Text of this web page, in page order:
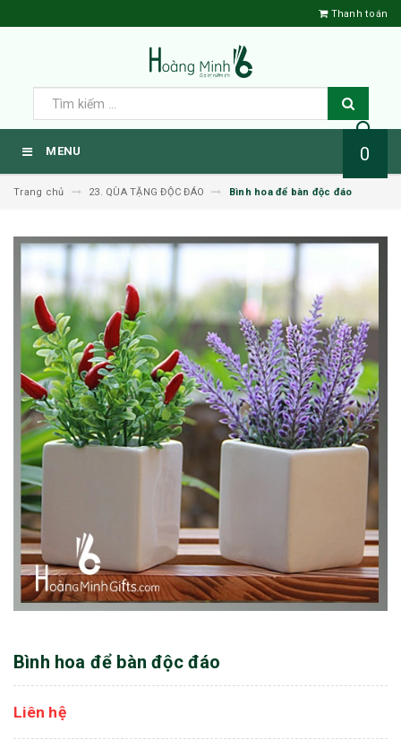
Thanh toán
MENU 0
Trang chủ 23. QÙA TẶNG ĐỘC ĐÁO Bình hoa để bàn độc đáo
Bình hoa để bàn độc đáo
Liên hệ